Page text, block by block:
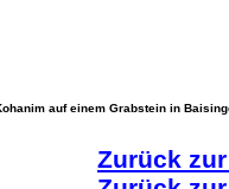
auf einem Grabstein in
Zurück